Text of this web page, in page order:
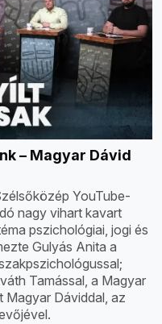
– Magyar Dávid
YouTube-
nagy vihart kavart
pszichológiai, jogi és
Gulyás Anita a
Tamással, a Magyar
Magyar Dáviddal, az